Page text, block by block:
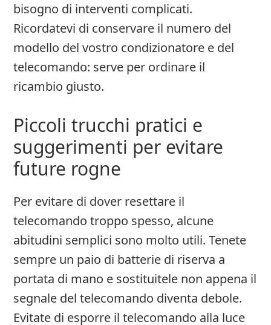
bisogno di interventi complicati.
Ricordatevi di conservare il numero del
modello del vostro condizionatore e del
telecomando: serve per ordinare il
ricambio giusto.
Piccoli trucchi pratici e
suggerimenti per evitare
future rogne
Per evitare di dover resettare il
telecomando troppo spesso, alcune
abitudini semplici sono molto utili. Tenete
sempre un paio di batterie di riserva a
portata di mano e sostituitele non appena il
segnale del telecomando diventa debole.
Evitate di esporre il telecomando alla luce